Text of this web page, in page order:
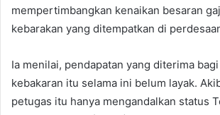
mempertimbangkan kenaikan besaran
kebarakan yang ditempatkan di
Ia menilai, pendapatan yang diterima
kebakaran itu selama ini belum layak.
petugas itu hanya mengandalkan status